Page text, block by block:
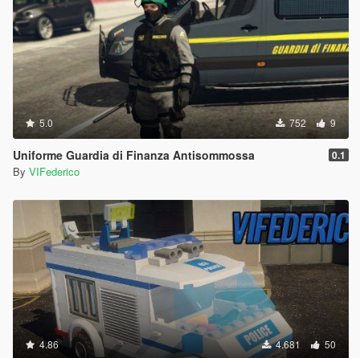
5.0 752 9
Uniforme Guardia di Finanza Antisommossa 0.1
By VIFederico
4.86 4.681 50